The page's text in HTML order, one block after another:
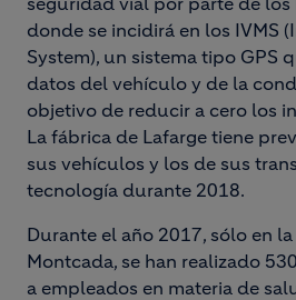
donde se incidirá en los IVMS
System), un sistema tipo GPS
datos del vehículo y de la
objetivo de reducir a cero los
La fábrica de Lafarge tiene
sus vehículos y los de sus
tecnología durante 2018.
Durante el año 2017, sólo en
Montcada, se han realizado
a empleados en materia de